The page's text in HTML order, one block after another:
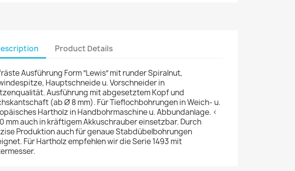
Product Details
Ausführung Form ″Lewis″ mit runder Spiralnut,
Hauptschneide u. Vorschneider in
Ausführung mit abgesetztem Kopf und
(ab Ø 8 mm). Für Tieflochbohrungen in Weich- u.
Hartholz in Handbohrmaschine u. Abbundanlage. <
mm auch in kräftigem Akkuschrauber einsetzbar. Durch
Produktion auch für genaue Stabdübelbohrungen
Für Hartholz empfehlen wir die Serie 1493 mit